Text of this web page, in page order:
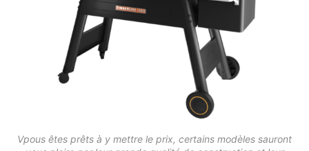
Vpous êtes prêts à y mettre le prix, certains modèles sauront